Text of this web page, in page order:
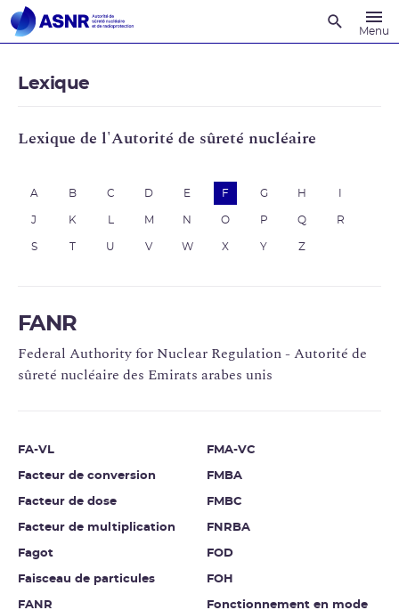
Menu
Lexique
Lexique de l'Autorité de sûreté nucléaire
A B C D E F G H
J K M N O P Q R
S U V W X Y Z
FANR
Federal Authority for Nuclear Regulation - Autorité de
sûreté nucléaire des Emirats arabes unis
FA-VL
Facteur de conversion
Facteur de dose
Facteur de multiplication
Fagot
Faisceau de particules
FANR
FMA-VC
FMBA
FMBC
FNRBA
FOD
FOH
Fonctionnement en mode